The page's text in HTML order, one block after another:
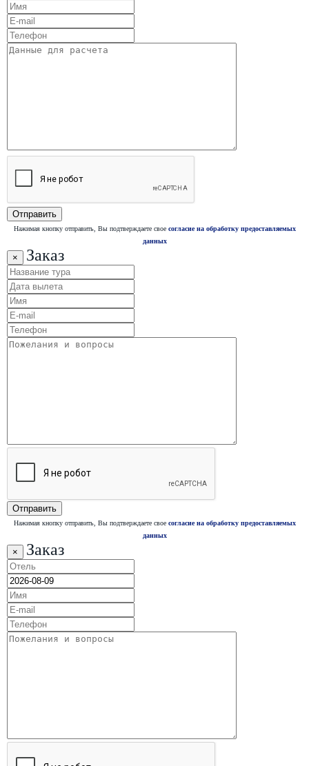
Нажимая кнопку отправить, Вы подтверждаете свое согласие на обработку предоставляемых
данных
× Заказ
Нажимая кнопку отправить, Вы подтверждаете свое согласие на обработку предоставляемых
данных
× Заказ